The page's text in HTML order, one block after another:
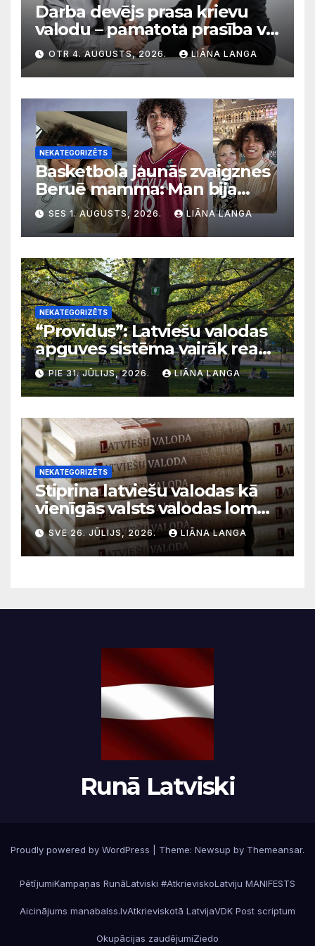
Darba devējs prasa krievu
valodu – pamatota prasība vai
diskriminācija? Skaidro VDI
OTR 4. AUGUSTS, 2026. LIĀNA LANGA
NEKATEGORIZĒTS
Basketbola jaunās zvaigznes
Beruē mamma: Man bija
svarīgi, lai bērni apgūst
latviešu valodu
SES 1. AUGUSTS, 2026. LIĀNA LANGA
NEKATEGORIZĒTS
“Providus”: Latviešu valodas
apguves sistēma vairāk reaģē
uz krīzēm nekā ilgtermiņa
migrācijas tendencēm
PIE 31. JŪLIJS, 2026. LIĀNA LANGA
NEKATEGORIZĒTS
Stiprina latviešu valodas kā
vienīgās valsts valodas lomu
sabiedriskajos medijos
SVE 26. JŪLIJS, 2026. LIĀNA LANGA
Runā Latviski
Proudly powered by WordPress Theme: Newsup by Themeansar.
PētījumiKampaņas RunāLatviski #AtkrieviskoLatviju MANIFESTS
Aicinājums manabalss.lvAtkrieviskotā LatvijaVDK Post scriptum
Okupācijas zaudējumiZiedo